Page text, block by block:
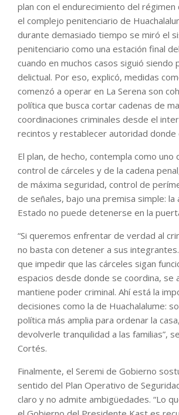
plan con el endurecimiento del
el complejo penitenciario de
durante demasiado tiempo se miró el
penitenciario como una estación final
cuando en muchos casos siguió siendo
delictual. Por eso, explicó, medidas
comenzó a operar en La Serena son
política que busca cortar cadenas de
coordinaciones criminales desde el
recintos y restablecer autoridad donde
El plan, de hecho, contempla como uno
control de cárceles y de la cadena
de máxima seguridad, control de
de señales, bajo una premisa simple: la
Estado no puede detenerse en la
“Si queremos enfrentar de verdad al
no basta con detener a sus
que impedir que las cárceles sigan
espacios desde donde se coordina, se
mantiene poder criminal. Ahí está la
decisiones como la de Huachalalume:
política más amplia para ordenar la
devolverle tranquilidad a las familias”,
Cortés.
Finalmente, el Seremi de Gobierno
sentido del Plan Operativo de
claro y no admite ambigüedades. “Lo